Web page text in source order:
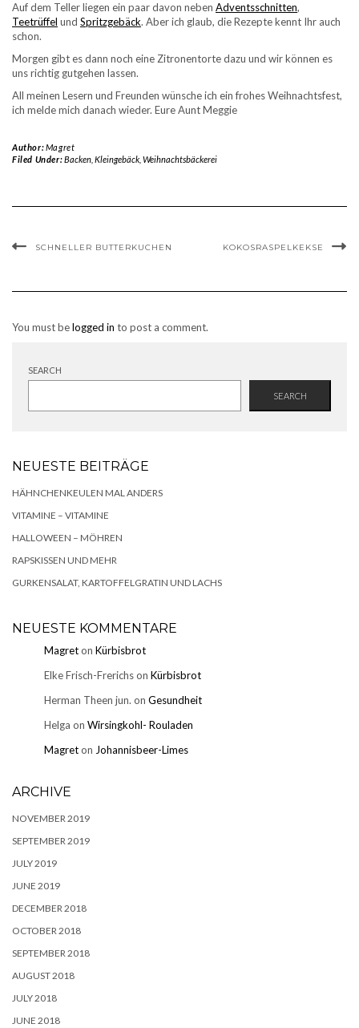
Auf dem Teller liegen ein paar davon neben Adventsschnitten,
Teetrüffel und Spritzgebäck. Aber ich glaub, die Rezepte kennt Ihr auch
schon.
Morgen gibt es dann noch eine Zitronentorte dazu und wir können es
uns richtig gutgehen lassen.
All meinen Lesern und Freunden wünsche ich ein frohes Weihnachtsfest,
ich melde mich danach wieder. Eure Aunt Meggie
Author:Magret
Filed Under:Backen, Kleingebäck, Weihnachtsbäckerei
SCHNELLER BUTTERKUCHEN KOKOSRASPELKEKSE
You must belogged in to post a comment.
SEARCH
SEARCH
NEUESTE BEITRÄGE
HÄHNCHENKEULEN MAL ANDERS
VITAMINE – VITAMINE
HALLOWEEN – MÖHREN
RAPSKISSEN UND MEHR
GURKENSALAT, KARTOFFELGRATIN UND LACHS
NEUESTE KOMMENTARE
Magreton Kürbisbrot
Elke Frisch-Frerichson Kürbisbrot
Herman Theen jun. on Gesundheit
Helga on Wirsingkohl- Rouladen
Magreton Johannisbeer-Limes
ARCHIVE
NOVEMBER 2019
SEPTEMBER 2019
JULY 2019
JUNE 2019
DECEMBER 2018
OCTOBER 2018
SEPTEMBER 2018
AUGUST 2018
JULY 2018
JUNE 2018